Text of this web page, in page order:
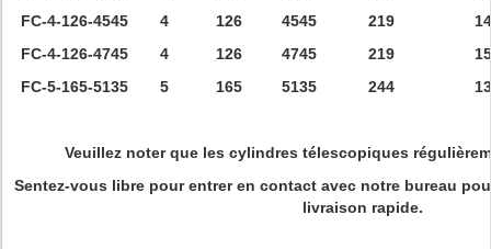
FC-4-126-4545
4 126 4545 219
FC-4-126-4745
4 126 4745 219
FC-5-165-5135
5 165 5135 244
Veuillez noter que les cylindres télescopiques
Sentez-vous libre pour entrer en contact avec notre bureau
livraison rapide.